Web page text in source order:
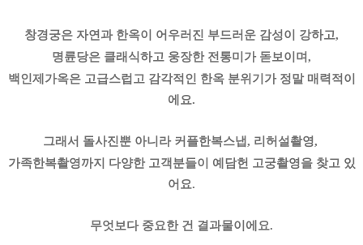
창경궁은 자연과 한옥이 어우러진 부드러운 감성이 강하고,
명륜당은 클래식하고 웅장한 전통미가 돋보이며,
백인제가옥은 고급스럽고 감각적인 한옥 분위기가 정말 매력적이
에요.
그래서 돌사진뿐 아니라 커플한복스냅, 리허설촬영,
가족한복촬영까지 다양한 고객분들이 예담헌 고궁촬영을 찾고 있
어요.
무엇보다 중요한 건 결과물이에요.